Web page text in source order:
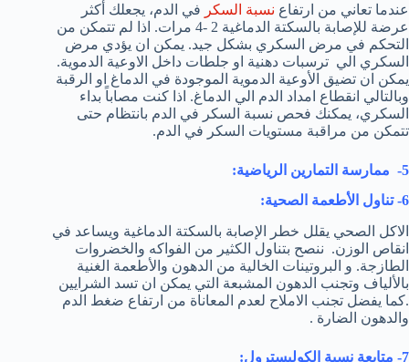
عندما تعاني من ارتفاع نسبة السكر في الدم، يجعلك أكثر
عرضة للإصابة بالسكتة الدماغية 2 -4 مرات. اذا لم تتمكن من
التحكم في مرض السكري بشكل جيد. يمكن ان يؤدي مرض
السكري الي ترسبات دهنية او جلطات داخل الاوعية الدموية.
يمكن ان تضيق الأوعية الدموية الموجودة في الدماغ او الرقبة
وبالتالي انقطاع امداد الدم الي الدماغ. اذا كنت مصاباً بداء
السكري، يمكنك فحص نسبة السكر في الدم بانتظام حتى
تتمكن من مراقبة مستويات السكر في الدم.
5- ممارسة التمارين الرياضية:
6- تناول الأطعمة الصحية:
الاكل الصحي يقلل خطر الإصابة بالسكتة الدماغية ويساعد في
انقاص الوزن. ننصح بتناول الكثير من الفواكه والخضروات
الطازجة. و البروتينات الخالية من الدهون والأطعمة الغنية
بالألياف وتجنب الدهون المشبعة التي يمكن ان تسد الشرايين
.كما يفضل تجنب الاملاح لعدم المعاناة من ارتفاع ضغط الدم
والدهون الضارة .
7- متابعة نسبة الكوليسترول: